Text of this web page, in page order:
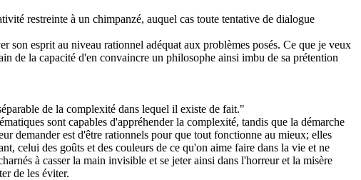
restreinte à un chimpanzé, auquel cas toute tentative de dialogue
son esprit au niveau rationnel adéquat aux problèmes posés. Ce que je veux
de la capacité d'en convaincre un philosophe ainsi imbu de sa prétention
de la complexité dans lequel il existe de fait."
sont capables d'appréhender la complexité, tandis que la démarche
demander est d'être rationnels pour que tout fonctionne au mieux; elles
celui des goûts et des couleurs de ce qu'on aime faire dans la vie et ne
à casser la main invisible et se jeter ainsi dans l'horreur et la misère
de les éviter.